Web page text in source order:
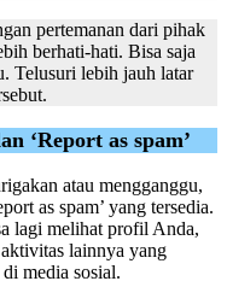
pertemanan dari pihak
berhati-hati. Bisa saja
Telusuri lebih jauh latar
‘Report as spam’
atau mengganggu,
as spam’ yang tersedia.
lagi melihat profil Anda,
lainnya yang
media sosial.